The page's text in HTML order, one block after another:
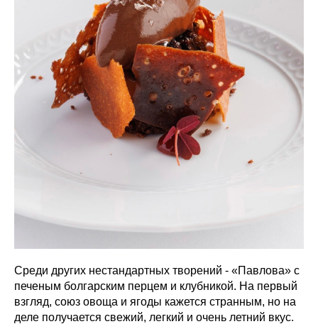
Среди других нестандартных творений - «Павлова» с
печеным болгарским перцем и клубникой. На первый
взгляд, союз овоща и ягоды кажется странным, но на
деле получается свежий, легкий и очень летний вкус.